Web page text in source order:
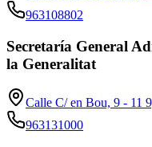
963108802
Secretaría General
la Generalitat
Calle C/ en Bou, 9 - 11
963131000